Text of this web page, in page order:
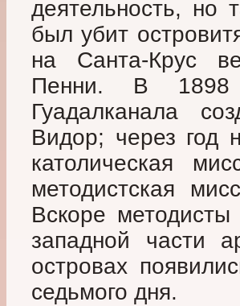
деятельность, но
был убит
на Санта-Крус
Пенни. В 1898
Гуадалканала
Видор; через год
католическая
методистская
Вскоре
западной части
островах
седьмого дня.